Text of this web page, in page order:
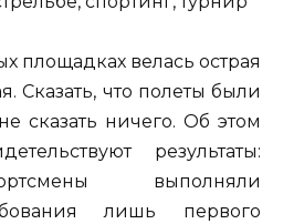
площадках велась острая
Сказать, что полеты были
сказать ничего. Об этом
результаты:
выполняли
лишь первого